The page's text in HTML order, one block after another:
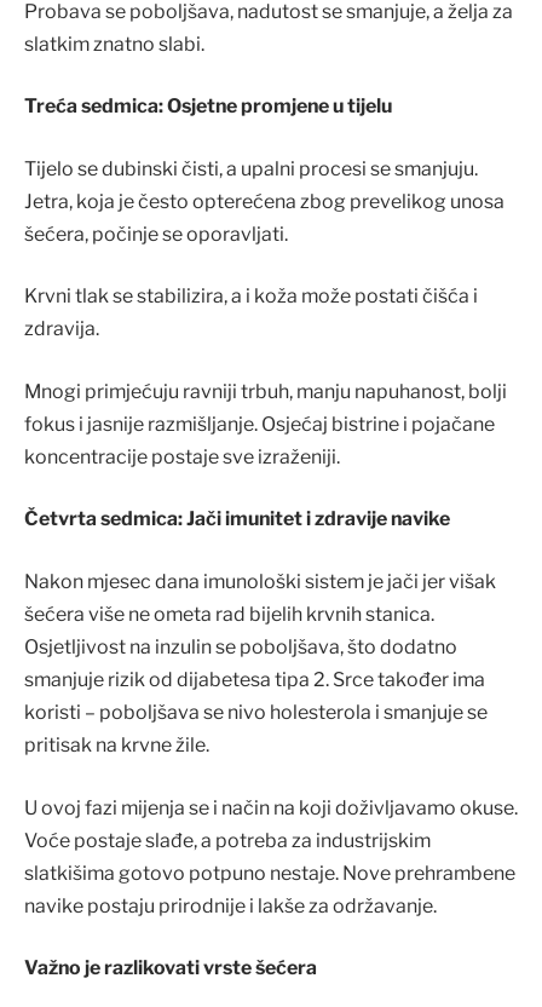
Probava se poboljšava, nadutost se smanjuje, a želja za
slatkim znatno slabi.
Treća sedmica: Osjetne promjene u tijelu
Tijelo se dubinski čisti, a upalni procesi se smanjuju.
Jetra, koja je često opterećena zbog prevelikog unosa
šećera, počinje se oporavljati.
Krvni tlak se stabilizira, a i koža može postati čišća i
zdravija.
Mnogi primjećuju ravniji trbuh, manju napuhanost, bolji
fokus i jasnije razmišljanje. Osjećaj bistrine i pojačane
koncentracije postaje sve izraženiji.
Četvrta sedmica: Jači imunitet i zdravije navike
Nakon mjesec dana imunološki sistem je jači jer višak
šećera više ne ometa rad bijelih krvnih stanica.
Osjetljivost na inzulin se poboljšava, što dodatno
smanjuje rizik od dijabetesa tipa 2. Srce također ima
koristi – poboljšava se nivo holesterola i smanjuje se
pritisak na krvne žile.
U ovoj fazi mijenja se i način na koji doživljavamo okuse.
Voće postaje slađe, a potreba za industrijskim
slatkišima gotovo potpuno nestaje. Nove prehrambene
navike postaju prirodnije i lakše za održavanje.
Važno je razlikovati vrste šećera